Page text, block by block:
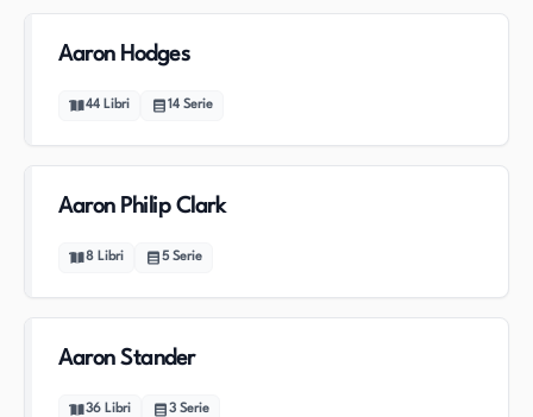
Aaron Hodges
44 Libri 14 Serie
Aaron Philip Clark
8 Libri 5 Serie
Aaron Stander
36 Libri 3 Serie